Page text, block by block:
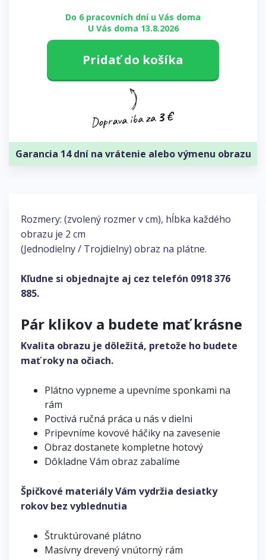
Rozmery: (zvolený rozmer v cm), hĺbka každého
obrazu je 2 cm
(Jednodielny / Trojdielny) obraz na plátne.
Kľudne si objednajte aj cez telefón 0918 376
885.
Pár klikov a budete mať krásne
Kvalita obrazu je dôležitá, pretože ho budete
mať roky na očiach.
Plátno vypneme a upevníme sponkami na
rám
Poctivá ručná práca u nás v dielni
Pripevníme kovové háčiky na zavesenie
Obraz dostanete kompletne hotový
Dôkladne Vám obraz zabalíme
Špičkové materiály Vám vydržia desiatky
rokov bez vyblednutia
Štruktúrované plátno
Masívny drevený vnútorný rám
Do 6 pracovních dní u Vás doma
U Vás doma 13.8.2026
Pridať do košíka
Garancia 14 dní na vrátenie alebo výmenu obrazu